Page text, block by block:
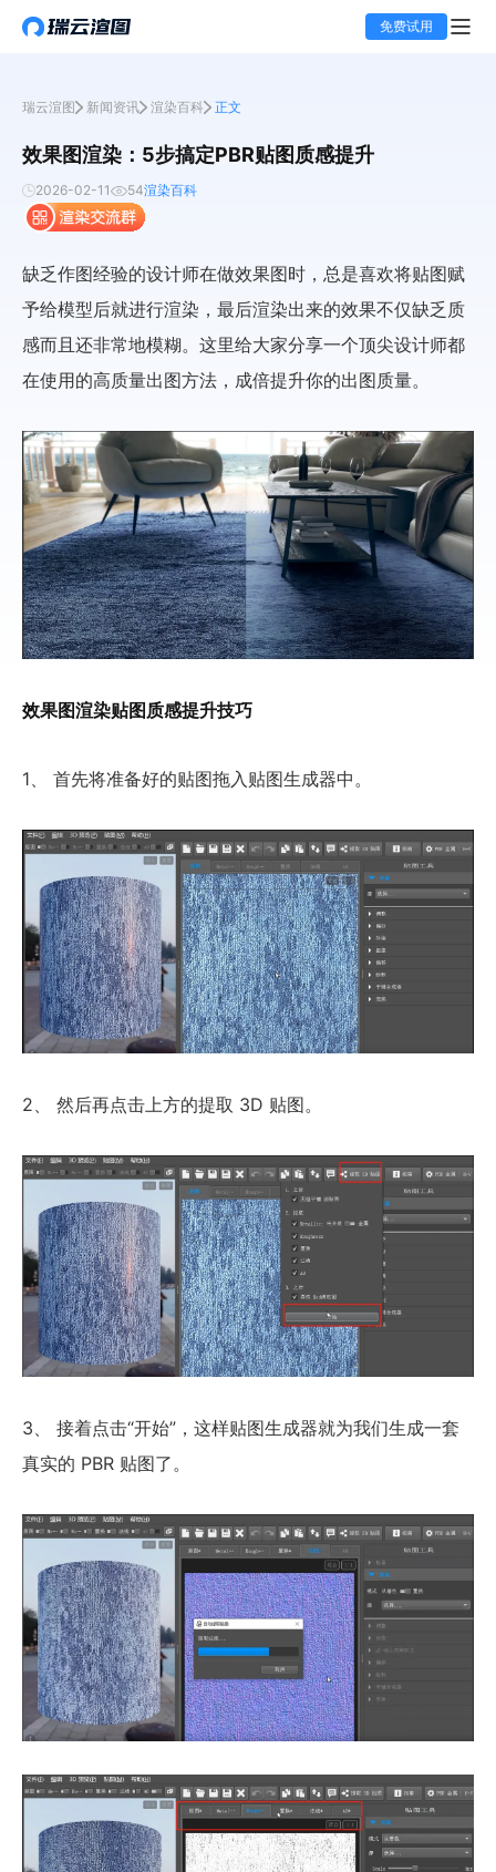
免费试用
瑞云渲图 新闻资讯 渲染百科 正文
效果图渲染：5步搞定PBR贴图质感提升
2026-02-11 54渲染百科
缺乏作图经验的设计师在做效果图时，总是喜欢将贴图赋
予给模型后就进行渲染，最后渲染出来的效果不仅缺乏质
感而且还非常地模糊。这里给大家分享一个顶尖设计师都
在使用的高质量出图方法，成倍提升你的出图质量。
效果图渲染贴图质感提升技巧
1、 首先将准备好的贴图拖入贴图生成器中。
2、 然后再点击上方的提取 3D 贴图。
3、 接着点击“开始”，这样贴图生成器就为我们生成一套
真实的 PBR 贴图了。